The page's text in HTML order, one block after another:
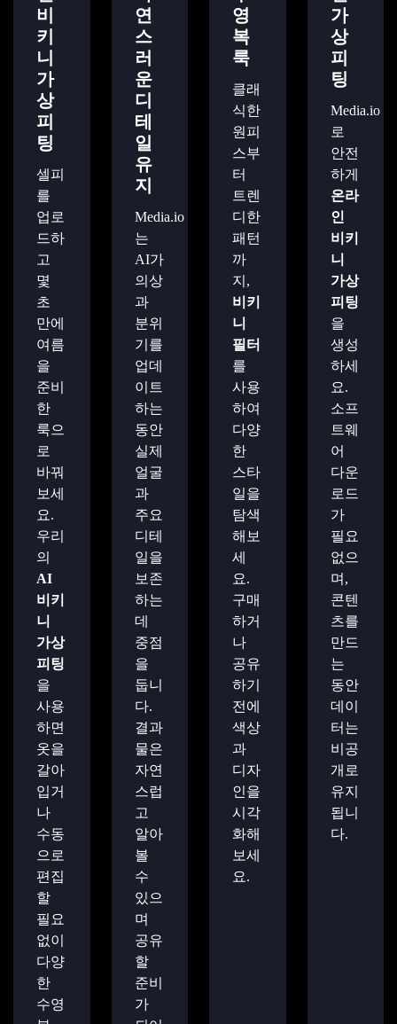
비
키
니
가
상
피
팅
셀피
를
업로
드하
고
몇
초
만에
여름
을
준비
한
룩으
로
바꿔
보세
요.
우리
의
AI
비키
니
가상
피팅
을
사용
하면
옷을
갈아
입거
나
수동
으로
편집
할
필요
없이
다양
한
수영
연
스
러
운
디
테
일
유
지
Media.io
는
AI가
의상
과
분위
기를
업데
이트
하는
동안
실제
얼굴
과
주요
디테
일을
보존
하는
데
중점
을
둡니
다.
결과
물은
자연
스럽
고
알아
볼
수
있으
며
공유
할
준비
가
영
복
룩
클래
식한
원피
스부
터
트렌
디한
패턴
까
지,
비키
니
필터
를
사용
하여
다양
한
스타
일을
탐색
해보
세
요.
구매
하거
나
공유
하기
전에
색상
과
디자
인을
시각
화해
보세
요.
가
상
피
팅
Media.io
로
안전
하게
온라
인
비키
니
가상
피팅
을
생성
하세
요.
소프
트웨
어
다운
로드
가
필요
없으
며,
콘텐
츠를
만드
는
동안
데이
터는
비공
개로
유지
됩니
다.